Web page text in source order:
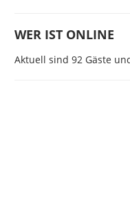
WER IST ONLINE
Aktuell sind 92 Gäste